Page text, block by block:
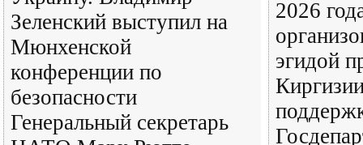
Зеленский выступил на
Мюнхенской
конференции по
безопасности
Генеральный секретарь
2026
эгидой